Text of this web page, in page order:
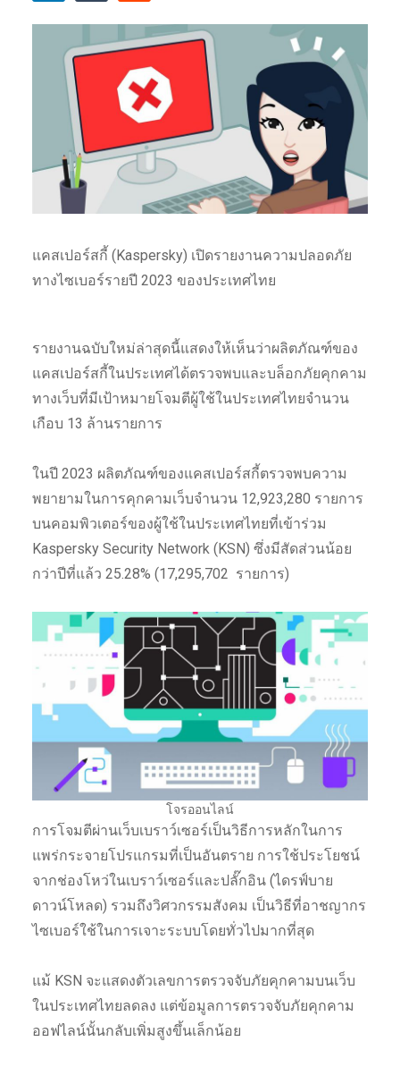
แคสเปอร์สกี้ (Kaspersky) เปิดรายงานความปลอดภัย
ทางไซเบอร์รายปี 2023 ของประเทศไทย
รายงานฉบับใหม่ล่าสุดนี้แสดงให้เห็นว่าผลิตภัณฑ์ของ
แคสเปอร์สกี้ในประเทศได้ตรวจพบและบล็อกภัยคุกคาม
ทางเว็บที่มีเป้าหมายโจมตีผู้ใช้ในประเทศไทยจำนวน
เกือบ 13 ล้านรายการ
ในปี 2023 ผลิตภัณฑ์ของแคสเปอร์สกี้ตรวจพบความ
พยายามในการคุกคามเว็บจำนวน 12,923,280 รายการ
บนคอมพิวเตอร์ของผู้ใช้ในประเทศไทยที่เข้าร่วม
Kaspersky Security Network (KSN) ซึ่งมีสัดส่วนน้อย
กว่าปีที่แล้ว 25.28% (17,295,702 รายการ)
โจรออนไลน์
การโจมตีผ่านเว็บเบราว์เซอร์เป็นวิธีการหลักในการ
แพร่กระจายโปรแกรมที่เป็นอันตราย การใช้ประโยชน์
จากช่องโหว่ในเบราว์เซอร์และปลั๊กอิน (ไดรฟ์บาย
ดาวน์โหลด) รวมถึงวิศวกรรมสังคม เป็นวิธีที่อาชญากร
ไซเบอร์ใช้ในการเจาะระบบโดยทั่วไปมากที่สุด
แม้ KSN จะแสดงตัวเลขการตรวจจับภัยคุกคามบนเว็บ
ในประเทศไทยลดลง แต่ข้อมูลการตรวจจับภัยคุกคาม
ออฟไลน์นั้นกลับเพิ่มสูงขึ้นเล็กน้อย